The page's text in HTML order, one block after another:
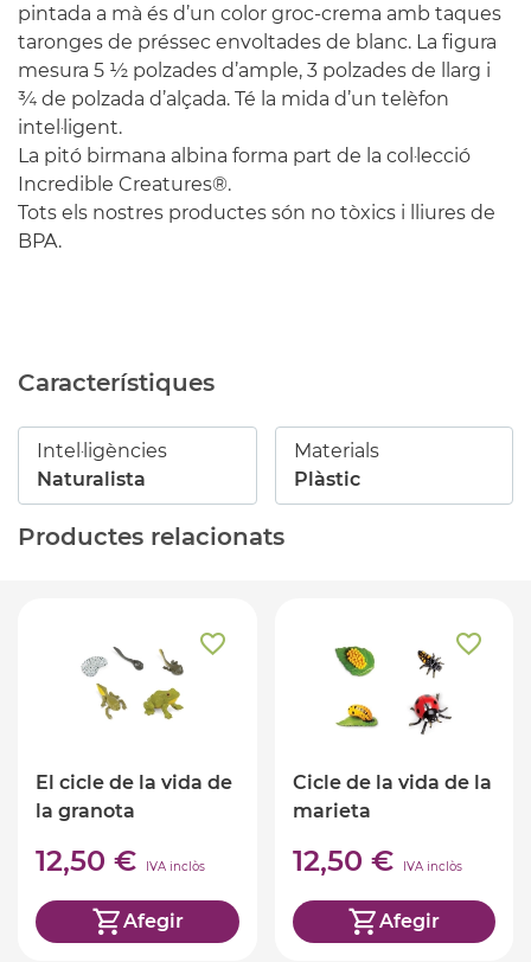
pintada a mà és d’un color groc-crema amb taques
taronges de préssec envoltades de blanc. La figura
mesura 5 ½ polzades d’ample, 3 polzades de llarg i
¾ de polzada d’alçada. Té la mida d’un telèfon
intel·ligent.
La pitó birmana albina forma part de la col·lecció
Incredible Creatures®.
Tots els nostres productes són no tòxics i lliures de
BPA.
Característiques
Intel·ligències
Naturalista
Materials
Plàstic
Productes relacionats
El cicle de la vida de
la granota
12,50 € IVA inclòs
Afegir
Cicle de la vida de la
marieta
12,50 € IVA inclòs
Afegir